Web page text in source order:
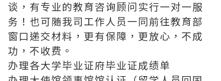
谈，有专业的教育咨询顾问实行一对一服
务！也可随我司工作人员一同前往教育部
窗口递交材料，更有保障，更放心，不成
功，不收费。
办理各大学毕业证府毕业证成绩单